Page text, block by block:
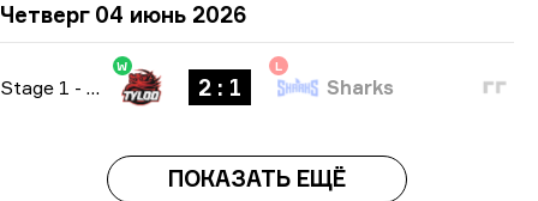
Четверг 04 июнь 2026
Stage 1 - bo3
W
2 : 1
L
Sharks
ПОКАЗАТЬ ЕЩЁ